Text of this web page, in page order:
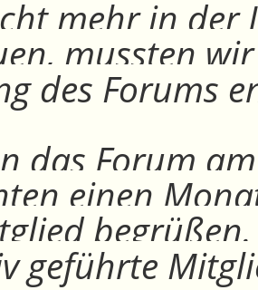
mehr in der
mussten
des Forums
das Forum
einen
geführte